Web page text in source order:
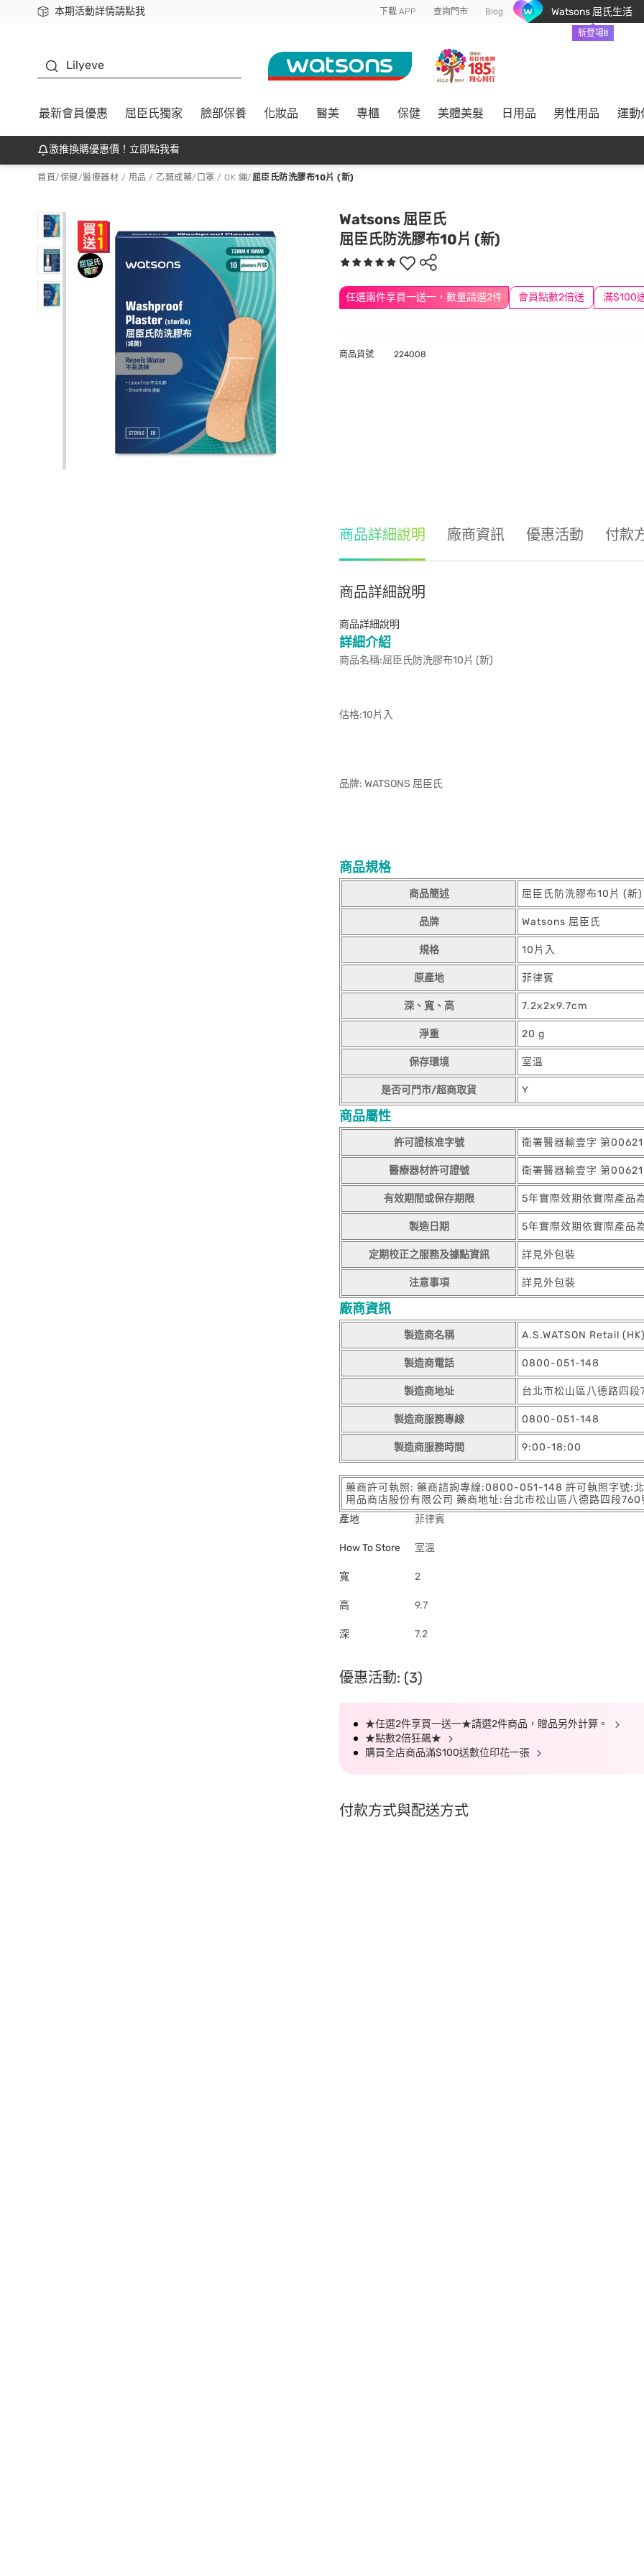
本期活動詳情請點我
下載app最高回饋$350 下載 APP 查詢門市 Blog Watsons 屈氏生活
新登場!!
Lilyeve
最新會員優惠 屈臣氏獨家 臉部保養 化妝品 醫美 專櫃 保健 美體美髮 日用品 男性用品 運動
激推換購優惠價！立即點我看
首頁/保健/醫療器材 / 用品 / 乙類成藥/ 口罩 / OK 繃/屈臣氏防洗膠布10片 (新)
Watsons 屈臣氏
屈臣氏防洗膠布10片 (新)
任選兩件享買一送一，數量請選2件 會員點數2倍送
商品貨號 224008
商品詳細說明 廠商資訊 優惠活動 付款
商品詳細說明
商品詳細說明
詳細介紹
商品名稱:屈臣氏防洗膠布10片 (新)
估格:10片入
品牌: WATSONS 屈臣氏
商品規格
商品簡述 屈臣氏防洗膠布10片 (新)
品牌 Watsons 屈臣氏
規格 10片入
原產地 菲律賓
深、寬、高 7.2x2x9.7cm
淨重 20 g
保存環境 室溫
是否可門市/超商取貨 Y
商品屬性
許可證核准字號 衛署醫器輸壹字 第
醫療器材許可證號 衛署醫器輸壹字 第
有效期間或保存期限 5年實際效期依實際產品
製造日期 5年實際效期依實際產品
定期校正之服務及據點資訊 詳見外包裝
注意事項 詳見外包裝
廠商資訊
製造商名稱 A.S.WATSON Retail
製造商電話 0800-051-148
製造商地址 台北市松山區八德路四段
製造商服務專線 0800-051-148
製造商服務時間 9:00-18:00
藥商許可執照: 藥商諮詢專線:0800-051-148 許可執照字號:
用品商店股份有限公司 藥商地址:台北市松山區八德路四段
產地
菲律賓
How To Store 室溫
寬 2
高 9.7
深 7.2
優惠活動: (3)
★任選2件享買一送一★請選2件商品，贈品另外計算。
★點數2倍狂飆★
購買全店商品滿$100送數位印花一張
付款方式與配送方式